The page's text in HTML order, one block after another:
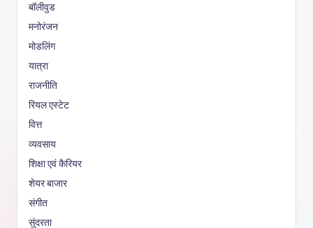
बॉलीवुड
मनोरंजन
मोडलिंग
यात्रा
राजनीति
रियल एस्टेट
वित्त
व्यवसाय
शिक्षा एवं कैरियर
शेयर बाजार
संगीत
सुंदरता